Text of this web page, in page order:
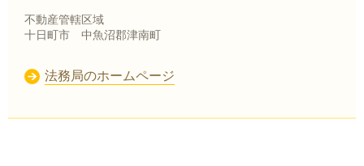
不動産管轄区域
十日町市 中魚沼郡津南町
法務局のホームページ